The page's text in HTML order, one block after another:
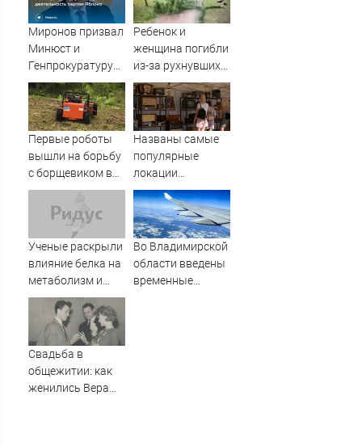
Миронов призвал
Минюст и
Генпрокуратуру
РФ изучить
деятельность
партии Яблоко
Ребенок и
женщина погибли
из-за рухнувших
деревьев во
время урагана в
Смоленске -
Новости на
Первые роботы
вышли на борьбу
с борщевиком в
Ленобласти
Названы самые
популярные
локации
фестиваля
«Псковские
каникулы»
Ученые раскрыли
влияние белка на
метаболизм и
процессы
старения
Во Владимирской
области введены
временные
Свадьба в
общежитии: как
женились Вера